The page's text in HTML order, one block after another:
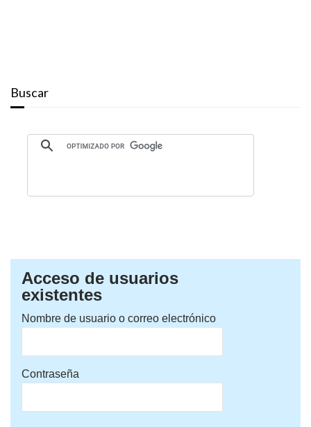
Buscar
Acceso de usuarios
existentes
Nombre de usuario o correo electrónico
Contraseña